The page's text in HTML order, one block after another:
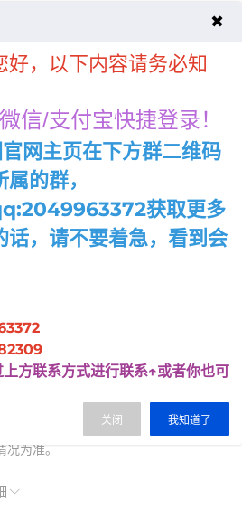
扣费请以实际下单结果为准，具体资源
为准。
✖
好，以下内容请务必知
信/支付宝快捷登录！
网主页在下方群二维码
的群，
获取更多
话，请不要着急，看到会
方联系方式进行联系↑或者你也可
我知道了
关闭